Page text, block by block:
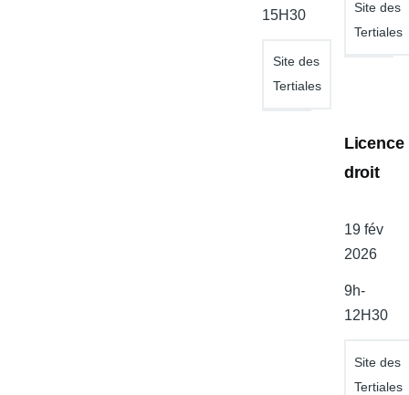
15H30
Site des
Tertiales
Site des
Tertiales
Licence
droit
Date
de
19 fév
2026
9h-
12H30
Site des
Tertiales